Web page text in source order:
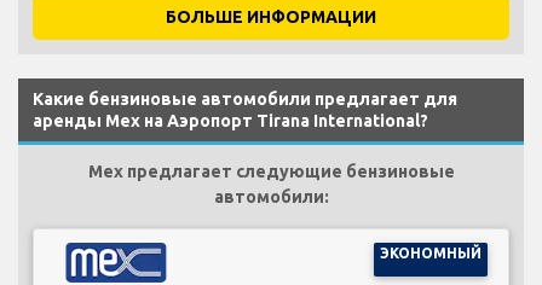
БОЛЬШЕ ИНФОРМАЦИИ
Какие бензиновые автомобили предлагает для
аренды Mex на Аэропорт Tirana International?
Mex предлагает следующие бензиновые
автомобили:
ЭКОНОМНЫЙ